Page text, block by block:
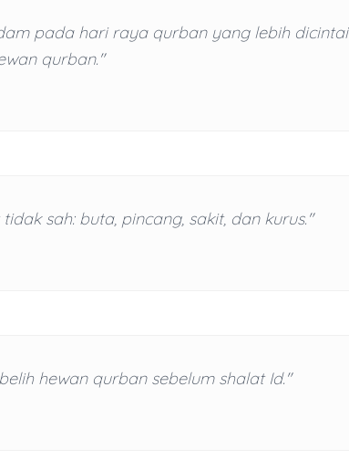
pada hari raya qurban yang lebih dicintai
qurban."
sah: buta, pincang, sakit, dan kurus."
hewan qurban sebelum shalat Id."